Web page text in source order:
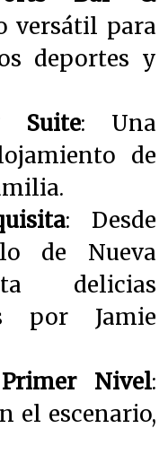
versátil para
deportes y
Suite: Una
de
: Desde
de Nueva
delicias
por Jamie
Nivel:
el escenario,